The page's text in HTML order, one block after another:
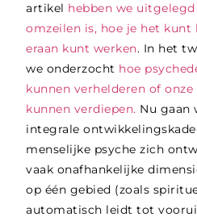
artikel hebben we
omzeilen is, hoe je het kunt
eraan kunt werken. In het
we onderzocht hoe
kunnen verhelderen of
kunnen verdiepen. Nu gaan
integrale
menselijke psyche zich
vaak onafhankelijke
op één gebied (zoals
automatisch leidt tot